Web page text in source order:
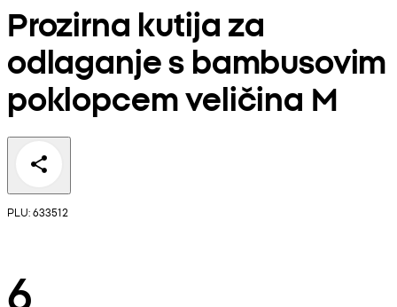
Prozirna kutija za
odlaganje s bambusovim
poklopcem veličina M
PLU: 633512
6